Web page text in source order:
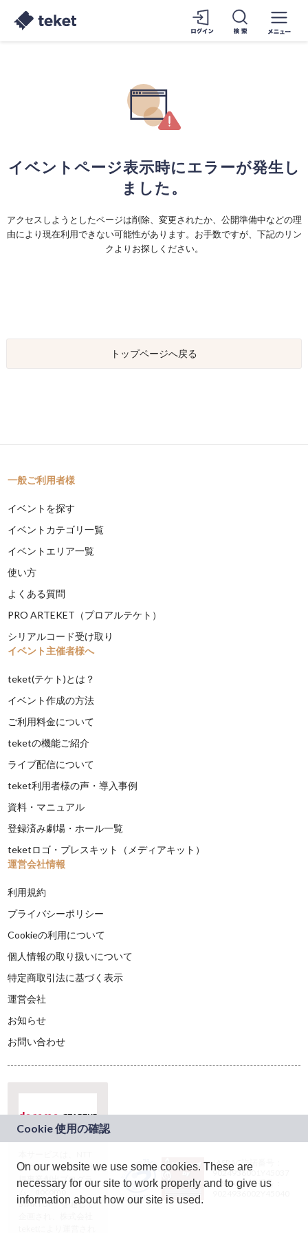
イベントページ表示時にエラーが発生し
ました。
アクセスしようとしたページは削除、変更されたか、公開準備中などの理
由により現在利用できない可能性があります。お手数ですが、下記のリン
クよりお探しください。
トップページへ戻る
一般ご利用者様
イベントを探す
イベントカテゴリ一覧
イベントエリア一覧
使い方
よくある質問
PRO ARTEKET（プロアルテケト）
シリアルコード受け取り
イベント主催者様へ
teket(テケト)とは？
イベント作成の方法
ご利用料金について
teketの機能ご紹介
ライブ配信について
teket利用者様の声・導入事例
資料・マニュアル
登録済み劇場・ホール一覧
teketロゴ・プレスキット（メディアキット）
運営会社情報
利用規約
プライバシーポリシー
Cookieの利用について
個人情報の取り扱いについて
特定商取引法に基づく表示
運営会社
お知らせ
お問い合わせ
ドコモグループの新
規事業創出プログラ
ム「docomo
STARTUP」を通じて
JASRAC許諾番号：
9024936001Y45037
JASRAC許諾番号：
On our website we use some cookies. These are
necessary for our site to work properly and to give us
information about how our site is used.